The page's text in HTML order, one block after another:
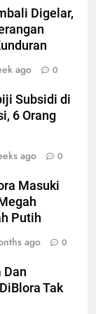
Digelar,
ago 0
Subsidi di
6 Orang
ago 0
Masuki
Putih
ago 0
Dan
Tak
Blora
Denda
1
3 Buronan
di
Tabung
Tersangka
“HANTU”